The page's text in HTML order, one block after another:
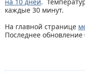
каждые 30 минут.
На главной странице
Последнее обновление